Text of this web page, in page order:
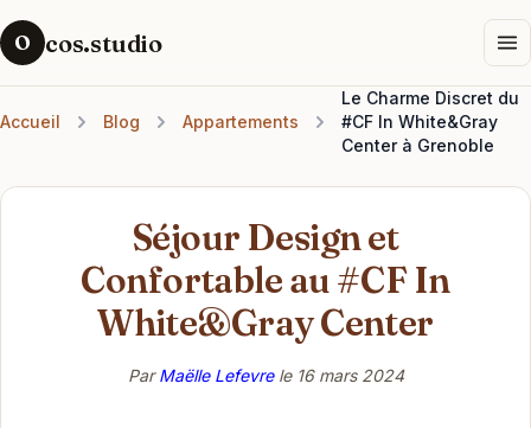
O cos.studio
Accueil Blog Appartements
Le Charme Discret du
#CF In White&Gray
Center à Grenoble
Séjour Design et
Confortable au #CF In
White&Gray Center
ParMaëlle Lefevrele 16 mars 2024